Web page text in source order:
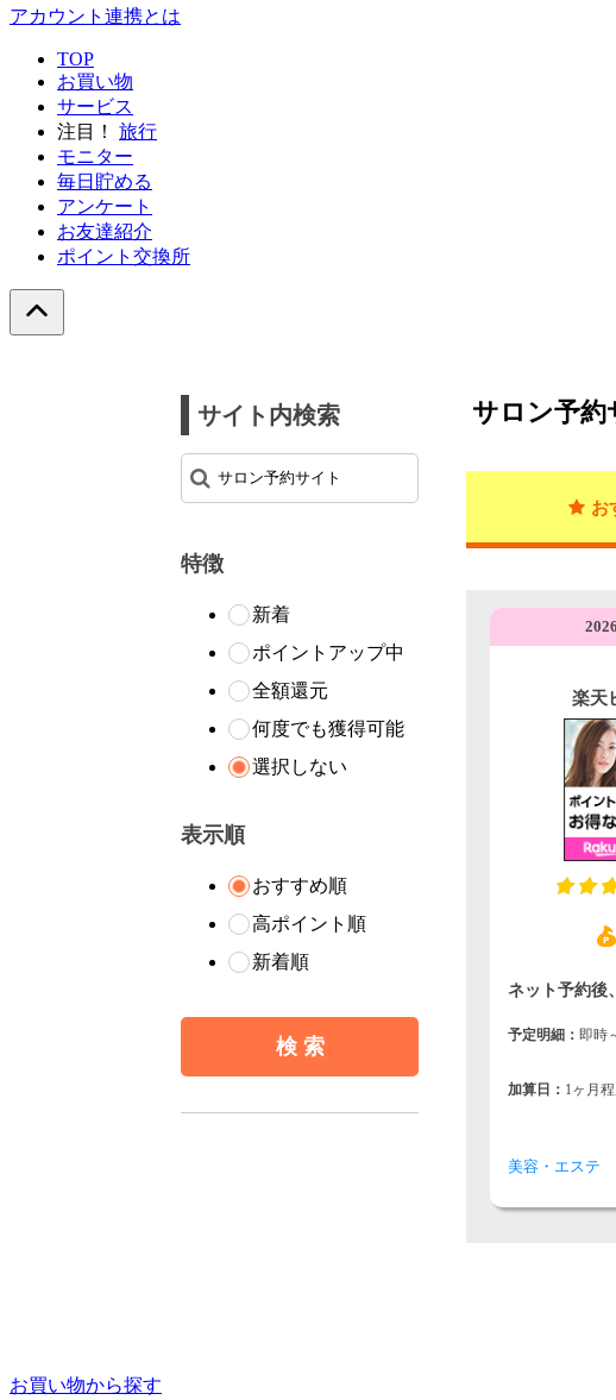
アカウント連携とは
TOP
お買い物
サービス
注目！
旅行
モニター
毎日貯める
アンケート
お友達紹介
ポイント交換所
サイト内検索
特徴
新着
ポイントアップ中
全額還元
何度でも獲得可能
選択しない
表示順
おすすめ順
高ポイント順
新着順
サロン予約
お
楽天
ネット予約後
予定明細： 即時
加算日： 1ヶ月
美容・エステ
お買い物から探す